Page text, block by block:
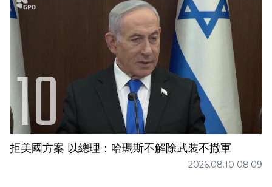
拒美國方案 以總理：哈瑪斯不解除武裝不撤軍
2026.08.10 08:09